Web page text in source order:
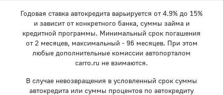
Годовая ставка автокредита варьируется от 4.9% до 15%
и зависит от конкретного банка, суммы займа и
кредитной программы. Минимальный срок погашения
от 2 месяцев, максимальный - 96 месяцев. При этом
любые дополнительные комиссии автопорталом
carro.ru не взимаются.
В случае невозвращения в условленный срок суммы
автокредита или суммы процентов по автокредиту